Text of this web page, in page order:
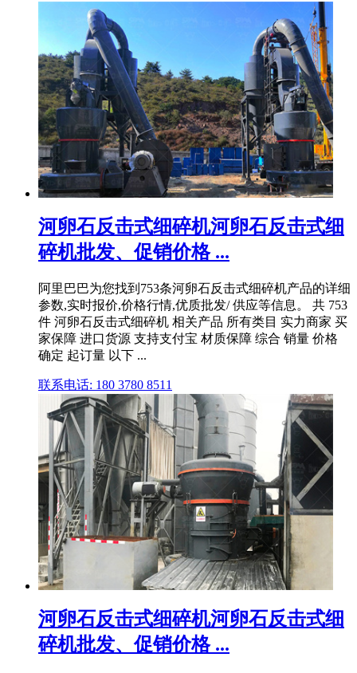
河卵石反击式细碎机河卵石反击式细
碎机批发、促销价格 ...
阿里巴巴为您找到753条河卵石反击式细碎机产品的详细
参数,实时报价,价格行情,优质批发/ 供应等信息。 共 753
件 河卵石反击式细碎机 相关产品 所有类目 实力商家 买
家保障 进口货源 支持支付宝 材质保障 综合 销量 价格
确定 起订量 以下 ...
联系电话: 180 3780 8511
河卵石反击式细碎机河卵石反击式细
碎机批发、促销价格 ...